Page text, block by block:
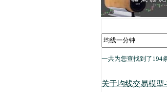
一共为您查找到了194
关于均线交易模型